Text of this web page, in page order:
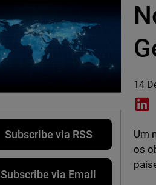
Subscribe via RSS
Subscribe via Email
14
Um
os